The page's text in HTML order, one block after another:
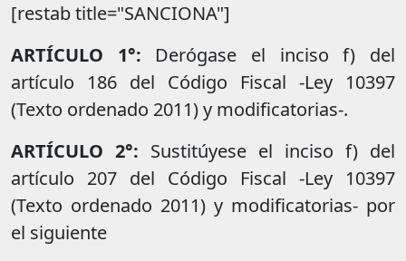
[restab title="SANCIONA"]
ARTÍCULO 1°: Derógase el inciso f) del
artículo 186 del Código Fiscal -Ley 10397
(Texto ordenado 2011) y modificatorias-.
ARTÍCULO 2°: Sustitúyese el inciso f) del
artículo 207 del Código Fiscal -Ley 10397
(Texto ordenado 2011) y modificatorias- por
el siguiente